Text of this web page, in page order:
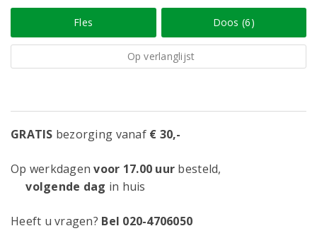
Fles Doos (6)
Op verlanglijst
GRATIS bezorging vanaf € 30,-
Op werkdagenvoor 17.00 uur besteld,
volgende dag in huis
Heeft u vragen? Bel 020-4706050